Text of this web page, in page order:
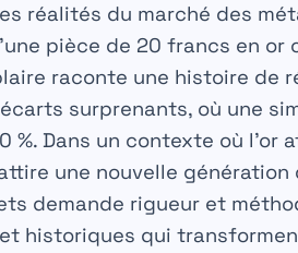
réalités du marché des
pièce de 20 francs en or
raconte une histoire de
surprenants, où une
Dans un contexte où l’or
une nouvelle génération
demande rigueur et
historiques qui